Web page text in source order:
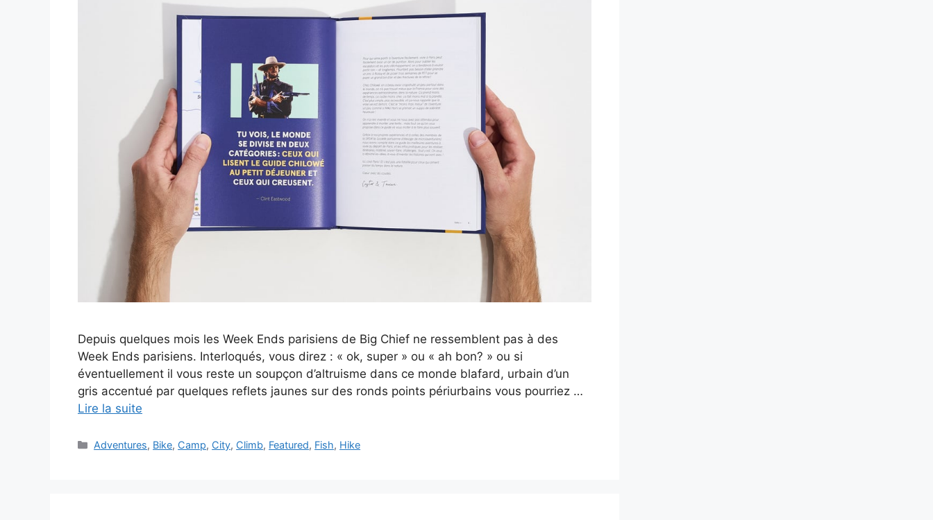
Depuis quelques mois les Week Ends parisiens de Big Chief ne ressemblent pas à des
Week Ends parisiens. Interloqués, vous direz : « ok, super » ou « ah bon? » ou si
éventuellement il vous reste un soupçon d’altruisme dans ce monde blafard, urbain d’un
gris accentué par quelques reflets jaunes sur des ronds points périurbains vous pourriez …
Lire la suite
Catégories
Adventures, Bike, Camp, City, Climb, Featured, Fish, Hike